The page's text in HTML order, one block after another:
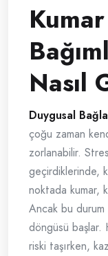
Nasıl
Duygusal
çoğu zaman
zorlanabilir.
geçirdiklerinde,
noktada kumar,
Ancak bu durum
döngüsü
riski taşırken,